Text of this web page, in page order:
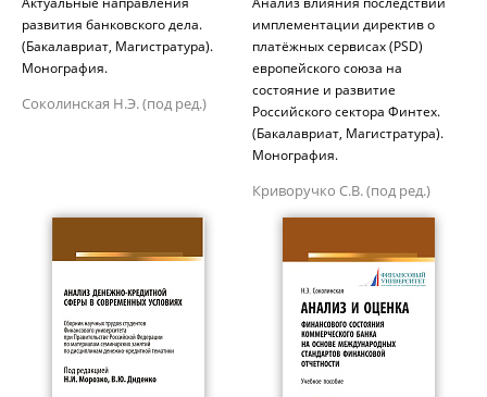
развития банковского дела.
(Бакалавриат, Магистратура).
Монография.
Соколинская Н.Э. (под ред.)
имплементации директив о
платёжных сервисах (PSD)
европейского союза на
состояние и развитие
Российского сектора Финтех.
(Бакалавриат, Магистратура).
Монография.
Криворучко С.В. (под ред.)